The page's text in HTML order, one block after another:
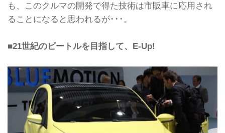
も、このクルマの開発で得た技術は市販車に応用され
ることになると思われるが･･･。
■21世紀のビートルを目指して、E-Up!